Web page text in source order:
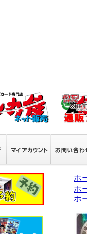
ホ
ホ
ホ